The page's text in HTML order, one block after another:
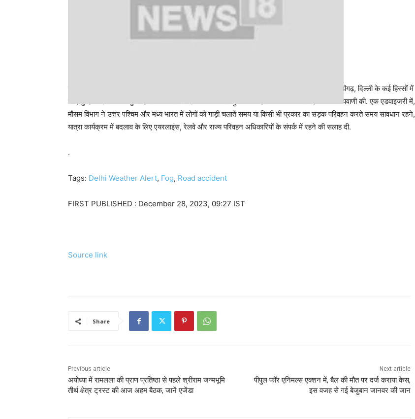
एक बुलेटिन में, आधिकारिक पूर्वानुमानकर्ता ने 27 दिसंबर से 29 दिसंबर की सुबह के दौरान पंजाब, हरियाणा, चंडीगढ़, दिल्ली के कई हिस्सों में
रात/सुबह के दौरान और कुछ हिस्सों में अगले 3 दिनों तक घने से बहुत घने कोहरे की स्थिति जारी रहने की भविष्यवाणी की. एक एडवाइजरी में,
मौसम विभाग ने उत्तर पश्चिम और मध्य भारत में लोगों को गाड़ी चलाते समय या किसी भी प्रकार का सड़क परिवहन करते समय सावधान रहने,
यात्रा कार्यक्रम में बदलाव के लिए एयरलाइंस, रेलवे और राज्य परिवहन अधिकारियों के संपर्क में रहने की सलाह दी.
.
Tags: Delhi Weather Alert, Fog, Road accident
FIRST PUBLISHED : December 28, 2023, 09:27 IST
Source link
Share
Previous article
अयोध्या में रामलला की प्राण प्रतिष्ठा से पहले श्रीराम जन्मभूमि
तीर्थ क्षेत्र ट्रस्ट की आज अहम बैठक, जानें एजेंडा
Next article
पीपुल फॉर एनिमल्स एक्शन में, बैल की मौत पर दर्ज कराया केस,
इस वजह से गई बेजुबान जानवर की जान